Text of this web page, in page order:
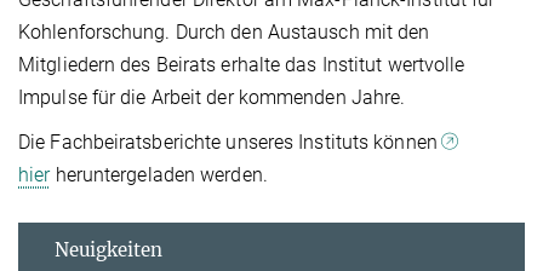
Kohlenforschung. Durch den Austausch mit den
Mitgliedern des Beirats erhalte das Institut wertvolle
Impulse für die Arbeit der kommenden Jahre.
Die Fachbeiratsberichte unseres Instituts können
hierheruntergeladen werden.
Neuigkeiten